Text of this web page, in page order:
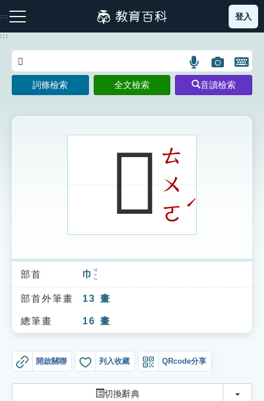
到
主
:::
注音索引圖示 筆畫索引圖示 部首索引表圖示
索引選單
知識索引
單字索引
遊戲專區
登入
:::
語
言
搜
示
圖
片
搜
開
鍵
圖
詞條檢索 全文檢索 音讀檢索
𢅍ㄊ
ㄨ
ㄛ
ˊ
部首 巾 ㄐㄧㄣ
部首外筆畫 13 畫
總筆畫 16 畫
開啟關聯 列入收藏 QRcode分享
切換辭典 切換